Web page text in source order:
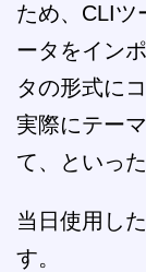
ため、CLIツ
ータをイン
タの形式に
実際にテー
て、といっ
当日使用し
す。